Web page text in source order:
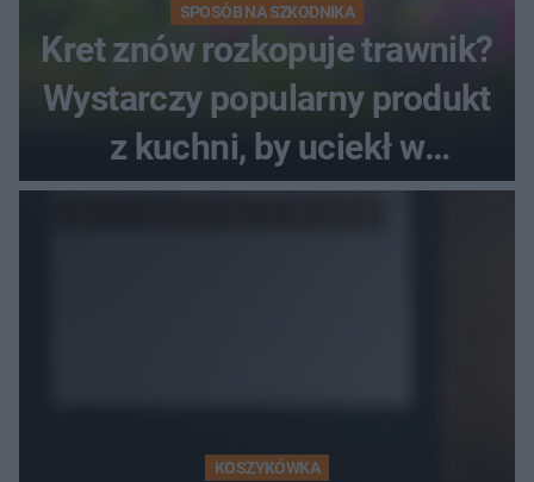
SPOSÓB NA SZKODNIKA
Kret znów rozkopuje trawnik?
Wystarczy popularny produkt
z kuchni, by uciekł w
popłochu
KOSZYKÓWKA